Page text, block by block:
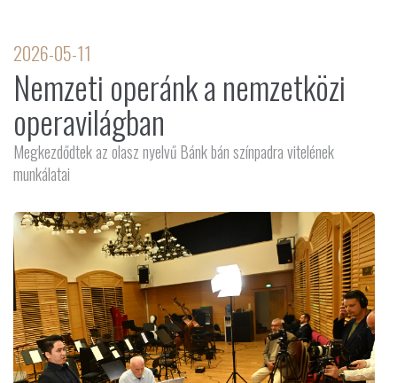
2026-05-11
Nemzeti operánk a nemzetközi
operavilágban
Megkezdődtek az olasz nyelvű Bánk bán színpadra vitelének
munkálatai